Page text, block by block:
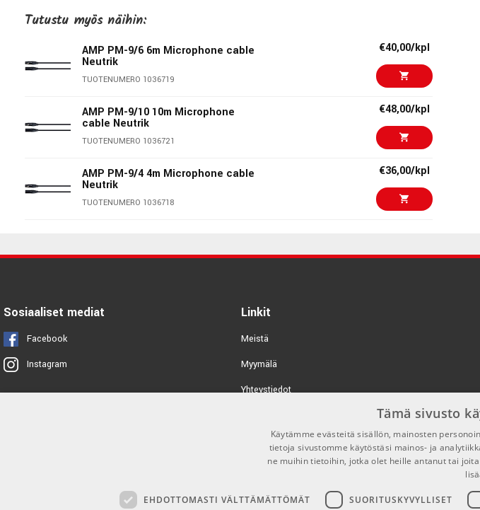
Pituus:
Neutrik XX XLR-uros/XLR-naaras
AMP Cables
AMP on toimittanut korkealaatuisia kaapeleita ammattilaisille ja musiikinharrastajille jo Yli 25
asiantuntemus ja pitkä kokemus takaa, että AMP-kaapeli on kaapeli, johon taatusti voit luottaa.
Tutustu myös näihin:
AMP PM-9/6 6m Microphone cable
Neutrik
TUOTENUMERO 1036719
€40,00/kpl
AMP PM-9/10 10m Microphone
cable Neutrik
TUOTENUMERO 1036721
€48,00/kpl
AMP PM-9/4 4m Microphone cable
Neutrik
TUOTENUMERO 1036718
€36,00/kpl
Neutrik
AMP PM-9/1 1m Microphone cable
€30,00/kpl
Sosiaaliset mediat
Facebook
Instagram
Linkit
Meistä
Myymälä
Yhteystiedot
Toimitusehdot
Tämä sivusto
Käytämme evästeitä sisällön, mainosten
tietoja sivustomme käytöstäsi mainos- ja
ne muihin tietoihin, jotka olet heille antanut tai
EHDOTTOMASTI VÄLTTÄMÄTTÖMÄT SUORITUSKYVYLLISET